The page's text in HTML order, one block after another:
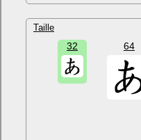
Taille
32 64